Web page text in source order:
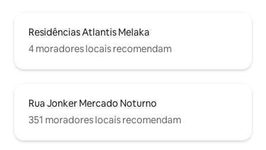
Residências Atlantis Melaka
4 moradores locais recomendam
Rua Jonker Mercado Noturno
351 moradores locais recomendam